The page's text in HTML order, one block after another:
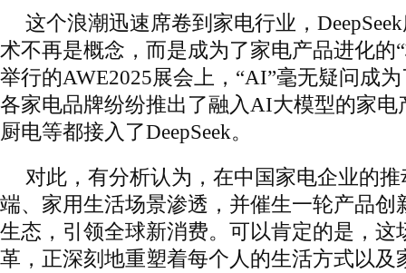
这个浪潮迅速席卷到家电行业，
术不再是概念，而是成为了家电产品进化的
举行的AWE2025展会上，“AI”毫无疑问成
各家电品牌纷纷推出了融入AI大模型的家电
厨电等都接入了DeepSeek。
对此，有分析认为，在中国家电企业的
端、家用生活场景渗透，并催生一轮产品创
生态，引领全球新消费。可以肯定的是，
革，正深刻地重塑着每个人的生活方式以及